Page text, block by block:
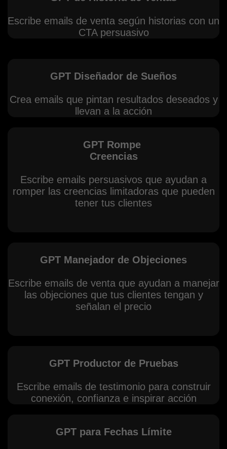
Escribe emails de venta según historias con un
CTA persuasivo
GPT Diseñador de Sueños
Crea emails que pintan resultados deseados y
llevan a la acción
GPT Rompe
Creencias
Escribe emails persuasivos que ayudan a
romper las creencias limitadoras que pueden
tener tus clientes
GPT Manejador de Objeciones
Escribe emails de venta que ayudan a manejar
las objeciones que tus clientes tengan y
señalan el precio
GPT Productor de Pruebas
Escribe emails de testimonio para construir
conexión, confianza e inspirar acción
GPT para Fechas Límite